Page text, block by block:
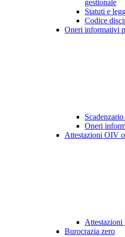
gestionale
Statuti e
Codice
Oneri informativi
Oneri
Attestazioni OIV
Attestazioni
Burocrazia zero